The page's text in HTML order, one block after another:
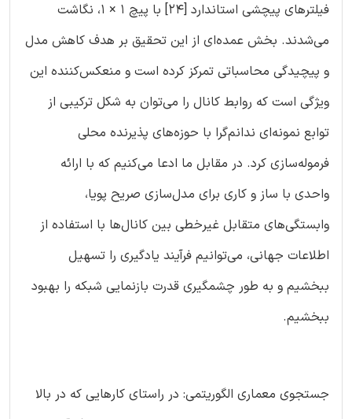
فیلترهای پیچشی استاندارد [24] با پیچ 1 × 1، نگاشت
می‌شدند. بخش عمده‌ای از این تحقیق بر هدف کاهش مدل
و پیچیدگی محاسباتی تمرکز کرده است و منعکس‌کننده این
ویژگی‌ است که روابط کانال را می‌توان به شکل ترکیبی از
توابع نمونه‌ای ندانم‌گرا با حوزه‌های پذیرنده محلی
فرموله‌سازی کرد. در مقابل ما ادعا می‌کنیم که با ارائه
واحدی با ساز و کاری برای مدل‌سازی صریح پویا،
وابستگی‌های متقابل غیرخطی بین کانال‌ها با استفاده از
اطلاعات جهانی، می‌توانیم فرآیند یادگیری را تسهیل
ببخشیم و به طور چشمگیری قدرت بازنمایی شبکه را بهبود
ببخشیم.
جستجوی معماری الگوریتمی: در راستای کارهایی که در بالا